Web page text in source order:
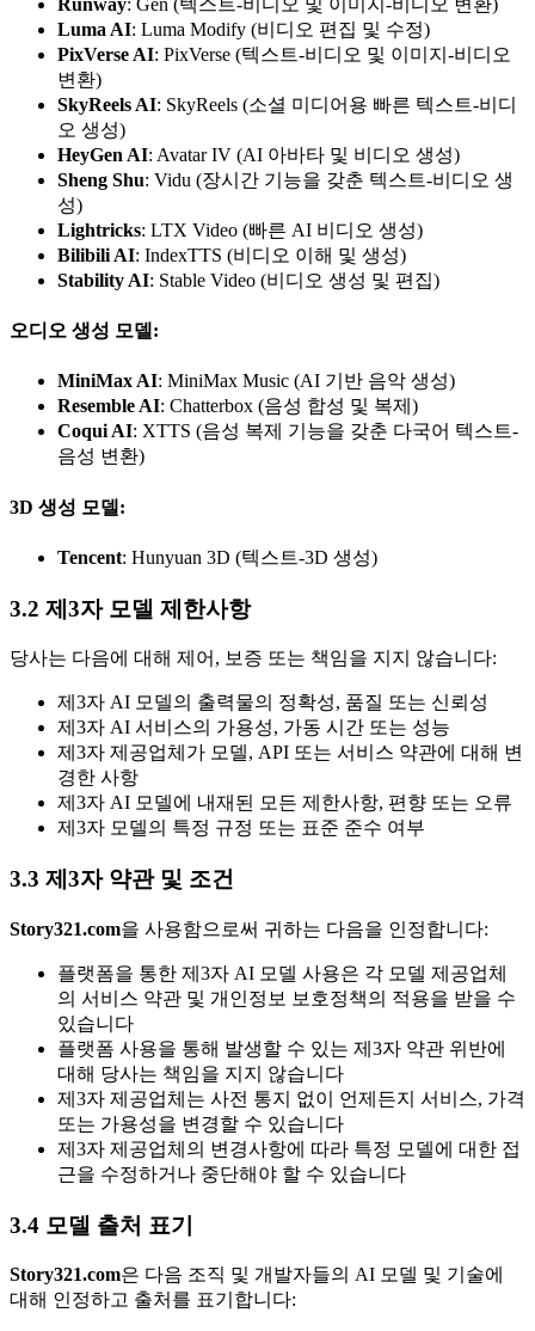
Luma AI: Luma Modify (비디오 편집 및 수정)
PixVerse AI: PixVerse (텍스트-비디오 및 이미지-비디오
변환)
SkyReels AI: SkyReels (소셜 미디어용 빠른 텍스트-비디
오 생성)
HeyGen AI: Avatar IV (AI 아바타 및 비디오 생성)
Sheng Shu: Vidu (장시간 기능을 갖춘 텍스트-비디오 생
성)
Lightricks: LTX Video (빠른 AI 비디오 생성)
Bilibili AI: IndexTTS (비디오 이해 및 생성)
Stability AI: Stable Video (비디오 생성 및 편집)
오디오 생성 모델:
MiniMax AI: MiniMax Music (AI 기반 음악 생성)
Resemble AI: Chatterbox (음성 합성 및 복제)
Coqui AI: XTTS (음성 복제 기능을 갖춘 다국어 텍스트-
음성 변환)
3D 생성 모델:
Tencent: Hunyuan 3D (텍스트-3D 생성)
3.2 제3자 모델 제한사항
당사는 다음에 대해 제어, 보증 또는 책임을 지지 않습니다:
제3자 AI 모델의 출력물의 정확성, 품질 또는 신뢰성
제3자 AI 서비스의 가용성, 가동 시간 또는 성능
제3자 제공업체가 모델, API 또는 서비스 약관에 대해 변
경한 사항
제3자 AI 모델에 내재된 모든 제한사항, 편향 또는 오류
제3자 모델의 특정 규정 또는 표준 준수 여부
3.3 제3자 약관 및 조건
Story321.com을 사용함으로써 귀하는 다음을 인정합니다:
플랫폼을 통한 제3자 AI 모델 사용은 각 모델 제공업체
의 서비스 약관 및 개인정보 보호정책의 적용을 받을 수
있습니다
플랫폼 사용을 통해 발생할 수 있는 제3자 약관 위반에
대해 당사는 책임을 지지 않습니다
제3자 제공업체는 사전 통지 없이 언제든지 서비스, 가격
또는 가용성을 변경할 수 있습니다
제3자 제공업체의 변경사항에 따라 특정 모델에 대한 접
근을 수정하거나 중단해야 할 수 있습니다
3.4 모델 출처 표기
Story321.com은 다음 조직 및 개발자들의 AI 모델 및 기술에
대해 인정하고 출처를 표기합니다: